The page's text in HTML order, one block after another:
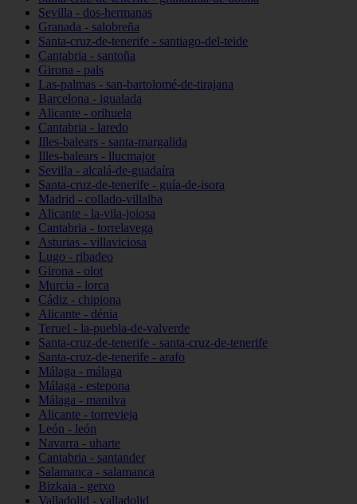
Sevilla - dos-hermanas
Granada - salobreña
Santa-cruz-de-tenerife - santiago-del-teide
Cantabria - santoña
Girona - pals
Las-palmas - san-bartolomé-de-tirajana
Barcelona - igualada
Alicante - orihuela
Cantabria - laredo
Illes-balears - santa-margalida
Illes-balears - llucmajor
Sevilla - alcalá-de-guadaíra
Santa-cruz-de-tenerife - guía-de-isora
Madrid - collado-villalba
Alicante - la-vila-joiosa
Cantabria - torrelavega
Asturias - villaviciosa
Lugo - ribadeo
Girona - olot
Murcia - lorca
Cádiz - chipiona
Alicante - dénia
Teruel - la-puebla-de-valverde
Santa-cruz-de-tenerife - santa-cruz-de-tenerife
Santa-cruz-de-tenerife - arafo
Málaga - málaga
Málaga - estepona
Málaga - manilva
Alicante - torrevieja
León - león
Navarra - uharte
Cantabria - santander
Salamanca - salamanca
Bizkaia - getxo
Valladolid - valladolid